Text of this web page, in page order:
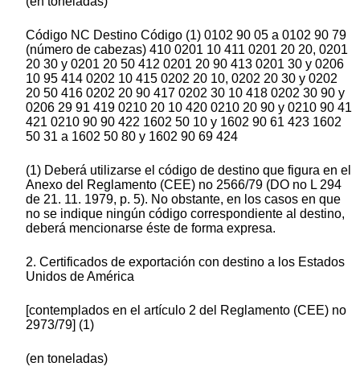
Código NC Destino Código (1) 0102 90 05 a 0102 90 79
(número de cabezas) 410 0201 10 411 0201 20 20, 0201
20 30 y 0201 20 50 412 0201 20 90 413 0201 30 y 0206
10 95 414 0202 10 415 0202 20 10, 0202 20 30 y 0202
20 50 416 0202 20 90 417 0202 30 10 418 0202 30 90 y
0206 29 91 419 0210 20 10 420 0210 20 90 y 0210 90 41
421 0210 90 90 422 1602 50 10 y 1602 90 61 423 1602
50 31 a 1602 50 80 y 1602 90 69 424
(1) Deberá utilizarse el código de destino que figura en el
Anexo del Reglamento (CEE) no 2566/79 (DO no L 294
de 21. 11. 1979, p. 5). No obstante, en los casos en que
no se indique ningún código correspondiente al destino,
deberá mencionarse éste de forma expresa.
2. Certificados de exportación con destino a los Estados
Unidos de América
[contemplados en el artículo 2 del Reglamento (CEE) no
2973/79] (1)
(en toneladas)